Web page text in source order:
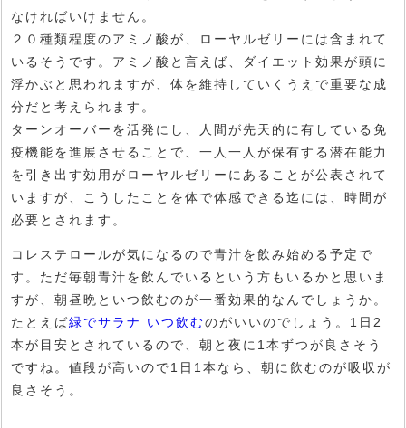
なければいけません。
２０種類程度のアミノ酸が、ローヤルゼリーには含まれて
いるそうです。アミノ酸と言えば、ダイエット効果が頭に
浮かぶと思われますが、体を維持していくうえで重要な成
分だと考えられます。
ターンオーバーを活発にし、人間が先天的に有している免
疫機能を進展させることで、一人一人が保有する潜在能力
を引き出す効用がローヤルゼリーにあることが公表されて
いますが、こうしたことを体で体感できる迄には、時間が
必要とされます。
コレステロールが気になるので青汁を飲み始める予定で
す。ただ毎朝青汁を飲んでいるという方もいるかと思いま
すが、朝昼晩といつ飲むのが一番効果的なんでしょうか。
たとえば緑でサラナ いつ飲むのがいいのでしょう。1日2
本が目安とされているので、朝と夜に1本ずつが良さそう
ですね。値段が高いので1日1本なら、朝に飲むのが吸収が
良さそう。